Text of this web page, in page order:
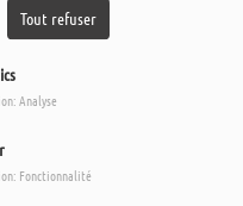
Tout refuser
Analyse
Fonctionnalité